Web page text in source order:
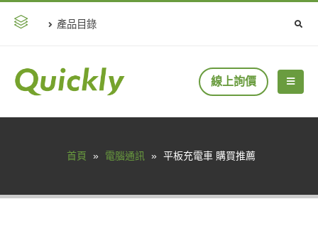
產品目錄
線上詢價
首頁 » 電腦通訊 » 平板充電車 購買推薦